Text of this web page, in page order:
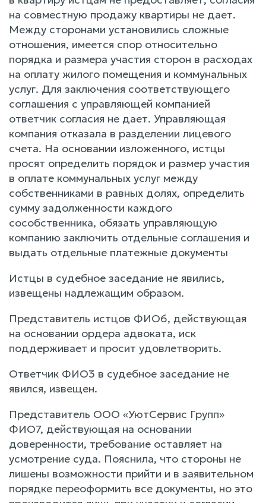
на совместную продажу квартиры не дает.
Между сторонами установились сложные
отношения, имеется спор относительно
порядка и размера участия сторон в расходах
на оплату жилого помещения и коммунальных
услуг. Для заключения соответствующего
соглашения с управляющей компанией
ответчик согласия не дает. Управляющая
компания отказала в разделении лицевого
счета. На основании изложенного, истцы
просят определить порядок и размер участия
в оплате коммунальных услуг между
собственниками в равных долях, определить
сумму задолженности каждого
сособственника, обязать управляющую
компанию заключить отдельные соглашения и
выдать отдельные платежные документы
Истцы в судебное заседание не явились,
извещены надлежащим образом.
Представитель истцов ФИО6, действующая
на основании ордера адвоката, иск
поддерживает и просит удовлетворить.
Ответчик ФИО3 в судебное заседание не
явился, извещен.
Представитель ООО «УютСервис Групп»
ФИО7, действующая на основании
доверенности, требование оставляет на
усмотрение суда. Пояснила, что стороны не
лишены возможности прийти и в заявительном
порядке переоформить все документы, но это